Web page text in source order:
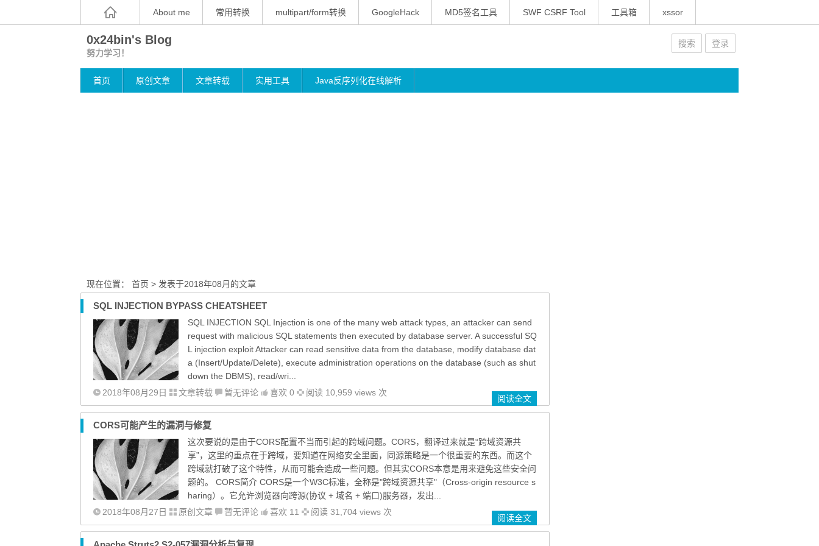
About me 常用转换 multipart/form转换 GoogleHack MD5签名工具 SWF CSRF Tool 工具箱 xssor
0x24bin's Blog
努力学习！
搜索 登录
首页 原创文章 文章转载 实用工具 Java反序列化在线解析
现在位置： 首页 > 发表于2018年08月的文章
SQL INJECTION BYPASS CHEATSHEET
SQL INJECTION SQL Injection is one of the many web attack types, an attacker can send
request with malicious SQL statements then executed by database server. A successful SQ
L injection exploit Attacker can read sensitive data from the database, modify database dat
a (Insert/Update/Delete), execute administration operations on the database (such as shut
down the DBMS), read/wri...
2018年08月29日
文章转载 暂无评论 喜欢 0 阅读 10,959 views 次
阅读全文
CORS可能产生的漏洞与修复
这次要说的是由于CORS配置不当而引起的跨域问题。CORS，翻译过来就是“跨域资源共
享”，这里的重点在于跨域，要知道在网络安全里面，同源策略是一个很重要的东西。而这个
跨域就打破了这个特性，从而可能会造成一些问题。但其实CORS本意是用来避免这些安全问
题的。 CORS简介 CORS是一个W3C标准，全称是"跨域资源共享"（Cross-origin resource s
haring）。它允许浏览器向跨源(协议 + 域名 + 端口)服务器，发出...
2018年08月27日
原创文章 暂无评论 喜欢 11 阅读 31,704 views 次
阅读全文